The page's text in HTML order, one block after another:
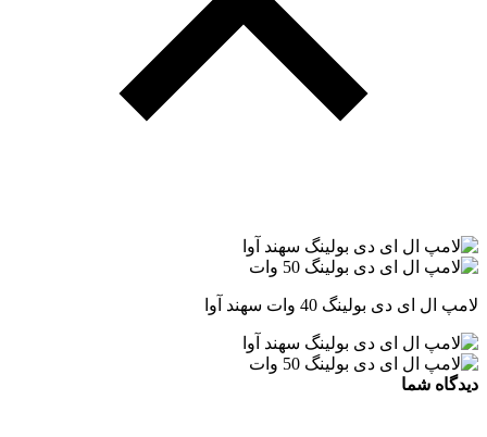
لامپ ال ای دی بولینگ 40 وات سهند آوا
دیدگاه شما